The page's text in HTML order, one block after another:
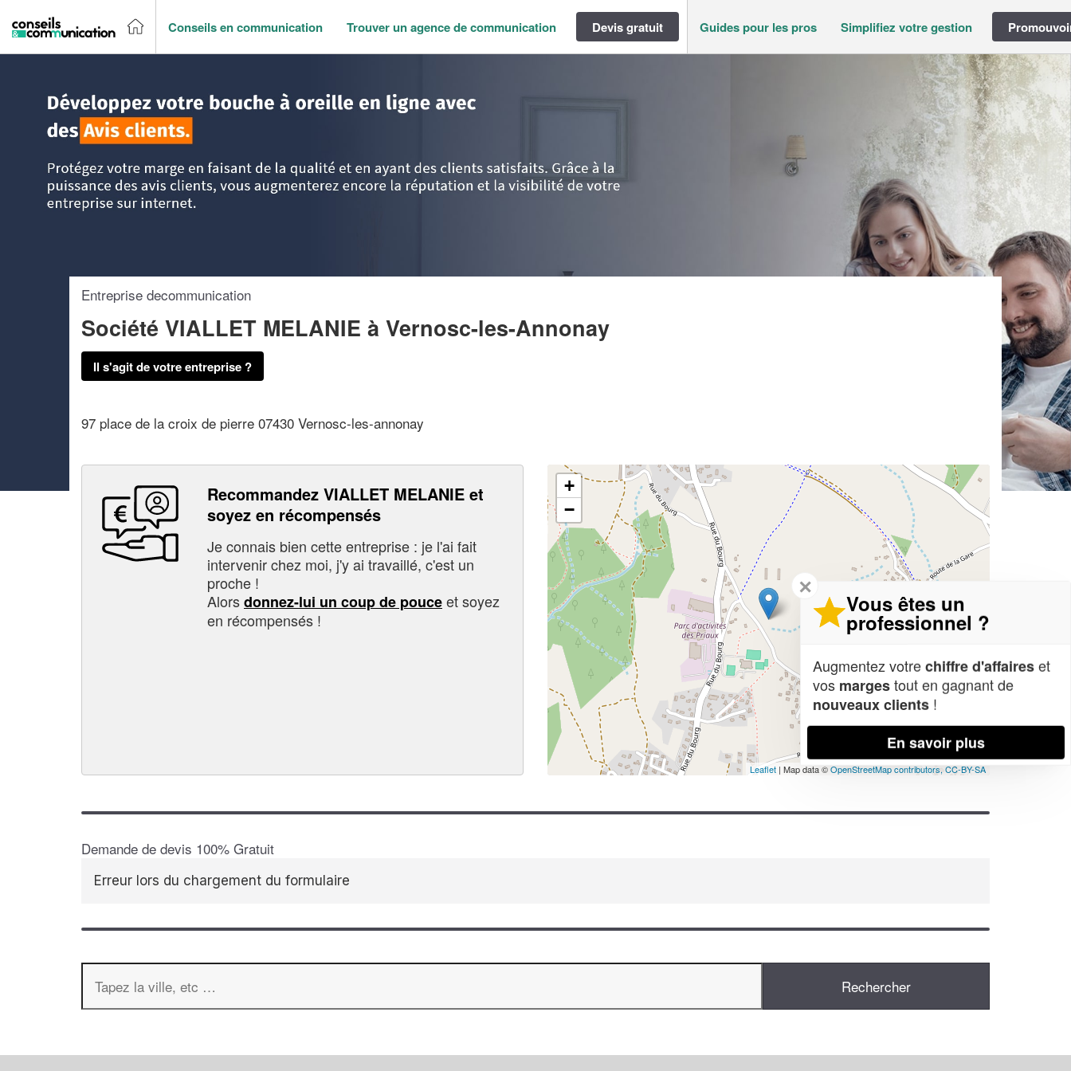
Conseils en communication Trouver un agence de communication Devis gratuit Guides pour les pros Simplifiez votre gestion
Entreprise decommunication
Société VIALLET MELANIE à Vernosc-les-Annonay
Il s'agit de votre entreprise ?
97 place de la croix de pierre 07430 Vernosc-les-annonay
Recommandez VIALLET MELANIE et
soyez en récompensés
Je connais bien cette entreprise : je l'ai fait
intervenir chez moi, j'y ai travaillé, c'est un
proche !
Alorsdonnez-lui un coup de pouceet soyez
en récompensés !
+
−
Leaflet | Map data ©OpenStreetMap contributors,CC-BY-SA
Demande de devis 100% Gratuit
Erreur lors du chargement du formulaire
✕
Vous êtes un
professionnel ?
Augmentez votrechiffre d'affaireset
vos margestout en gagnant de
nouveaux clients !
En savoir plus